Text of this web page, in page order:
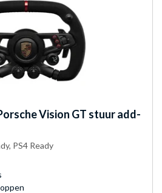
Vision GT stuur add-
PS4 Ready